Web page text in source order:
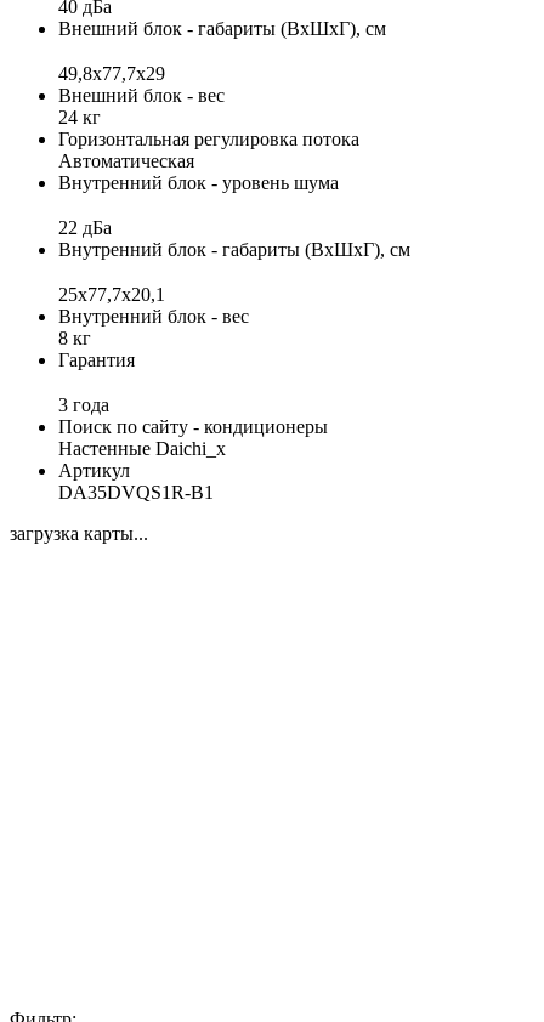
40 дБа
Внешний блок - габариты (ВхШхГ), см
49,8x77,7x29
Внешний блок - вес
24 кг
Горизонтальная регулировка потока
Автоматическая
Внутренний блок - уровень шума
22 дБа
Внутренний блок - габариты (ВхШхГ), см
25x77,7x20,1
Внутренний блок - вес
8 кг
Гарантия
3 года
Поиск по сайту - кондиционеры
Настенные Daichi_x
Артикул
DA35DVQS1R-B1
загрузка карты...